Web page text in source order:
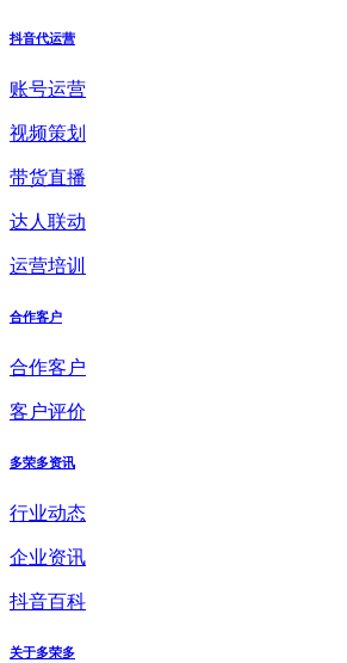
抖音代运营
账号运营
视频策划
带货直播
达人联动
运营培训
合作客户
合作客户
客户评价
多荣多资讯
行业动态
企业资讯
抖音百科
关于多荣多